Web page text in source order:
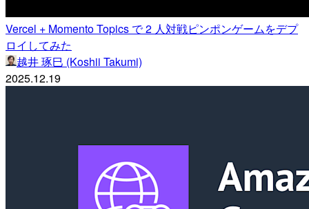
Vercel + Momento Topics で 2 人対戦ピンポンゲームをデプ
ロイしてみた
越井 琢巳 (Koshii Takumi)
2025.12.19